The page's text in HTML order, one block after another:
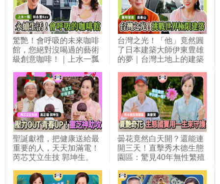
驚艷！會呼吸的未來咖啡
館，您絕對沒喝過的藝術
級創意咖啡！｜上水一瓢
台灣之光！「他」竟然圓
了日本建築大師伊東豊雄
的夢｜台灣土地上的建築
聖誕獻禮，把健康送給最
重要的人，天天加滿電！
芮芯艾立生技 郭坤生。
曇花竟然白天開？還能連
開三天！直擊秀木德生態
園區：驚見40年無性繁殖
絕的臺灣特有種！ft. 秀木